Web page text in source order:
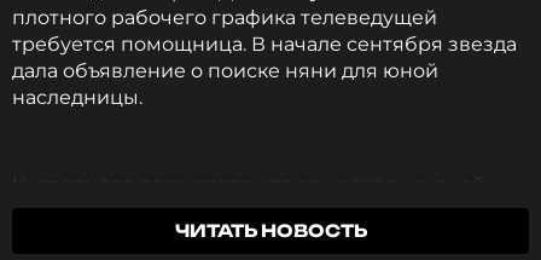
плотного рабочего графика телеведущей
требуется помощница. В начале сентября звезда
дала объявление о поиске няни для юной
наследницы.
Кудрявцева рассказала, что за несколько дней
получила столько резюме, что у нее уже «шарики
за ролики» заехали. Она предупредила
ЧИТАТЬ НОВОСТЬ